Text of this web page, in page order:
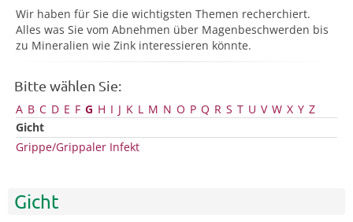
Wir haben für Sie die wichtigsten Themen recherchiert.
Alles was Sie vom Abnehmen über Magenbeschwerden bis
zu Mineralien wie Zink interessieren könnte.
Bitte wählen Sie:
A B C D E F G H I J K L M N O P Q R S T U V W X Y Z
Gicht
Grippe/Grippaler Infekt
Gicht